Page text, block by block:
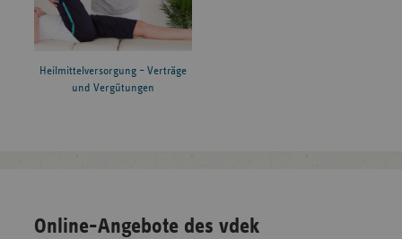
Heilmittelversorgung – Verträge
und Vergütungen
Online-Angebote des vdek